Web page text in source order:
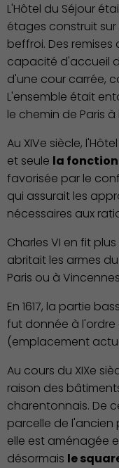
L'Hôtel du Séjour
étages construit
beffroi. Des
capacité d'accueil
d'une cour carrée,
L'ensemble était
le chemin de Paris à
Au XIVe siècle,
et seule la
favorisée par le
qui assurait les
nécessaires aux
Charles VI en fit
abritait les armes
Paris ou à
En 1617, la partie
fut donnée à l'ordre
(emplacement
Au cours du XIXe
raison des
charentonnais. De
parcelle de l'ancien
elle est aménagée
désormais le